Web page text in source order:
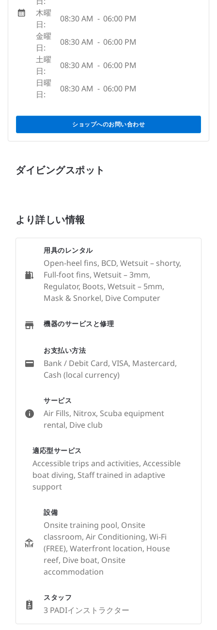
木曜
日:
08:30 AM - 06:00 PM
金曜
日:
08:30 AM - 06:00 PM
土曜
日:
08:30 AM - 06:00 PM
日曜
日:
08:30 AM - 06:00 PM
ショップへのお問い合わせ
ダイビングスポット
より詳しい情報
サービス
Air Fills, Nitrox, Scuba equipment
rental, Dive club
適応型サービス
Accessible trips and activities, Accessible
boat diving, Staff trained in adaptive
support
設備
Onsite training pool, Onsite
classroom, Air Conditioning, Wi-Fi
(FREE), Waterfront location, House
reef, Dive boat, Onsite
accommodation
スタッフ
3 PADIインストラクター
用具のレンタル
Open-heel fins, BCD, Wetsuit – shorty,
Full-foot fins, Wetsuit – 3mm,
Regulator, Boots, Wetsuit – 5mm,
Mask & Snorkel, Dive Computer
機器のサービスと修理
お支払い方法
Bank / Debit Card, VISA, Mastercard,
Cash (local currency)